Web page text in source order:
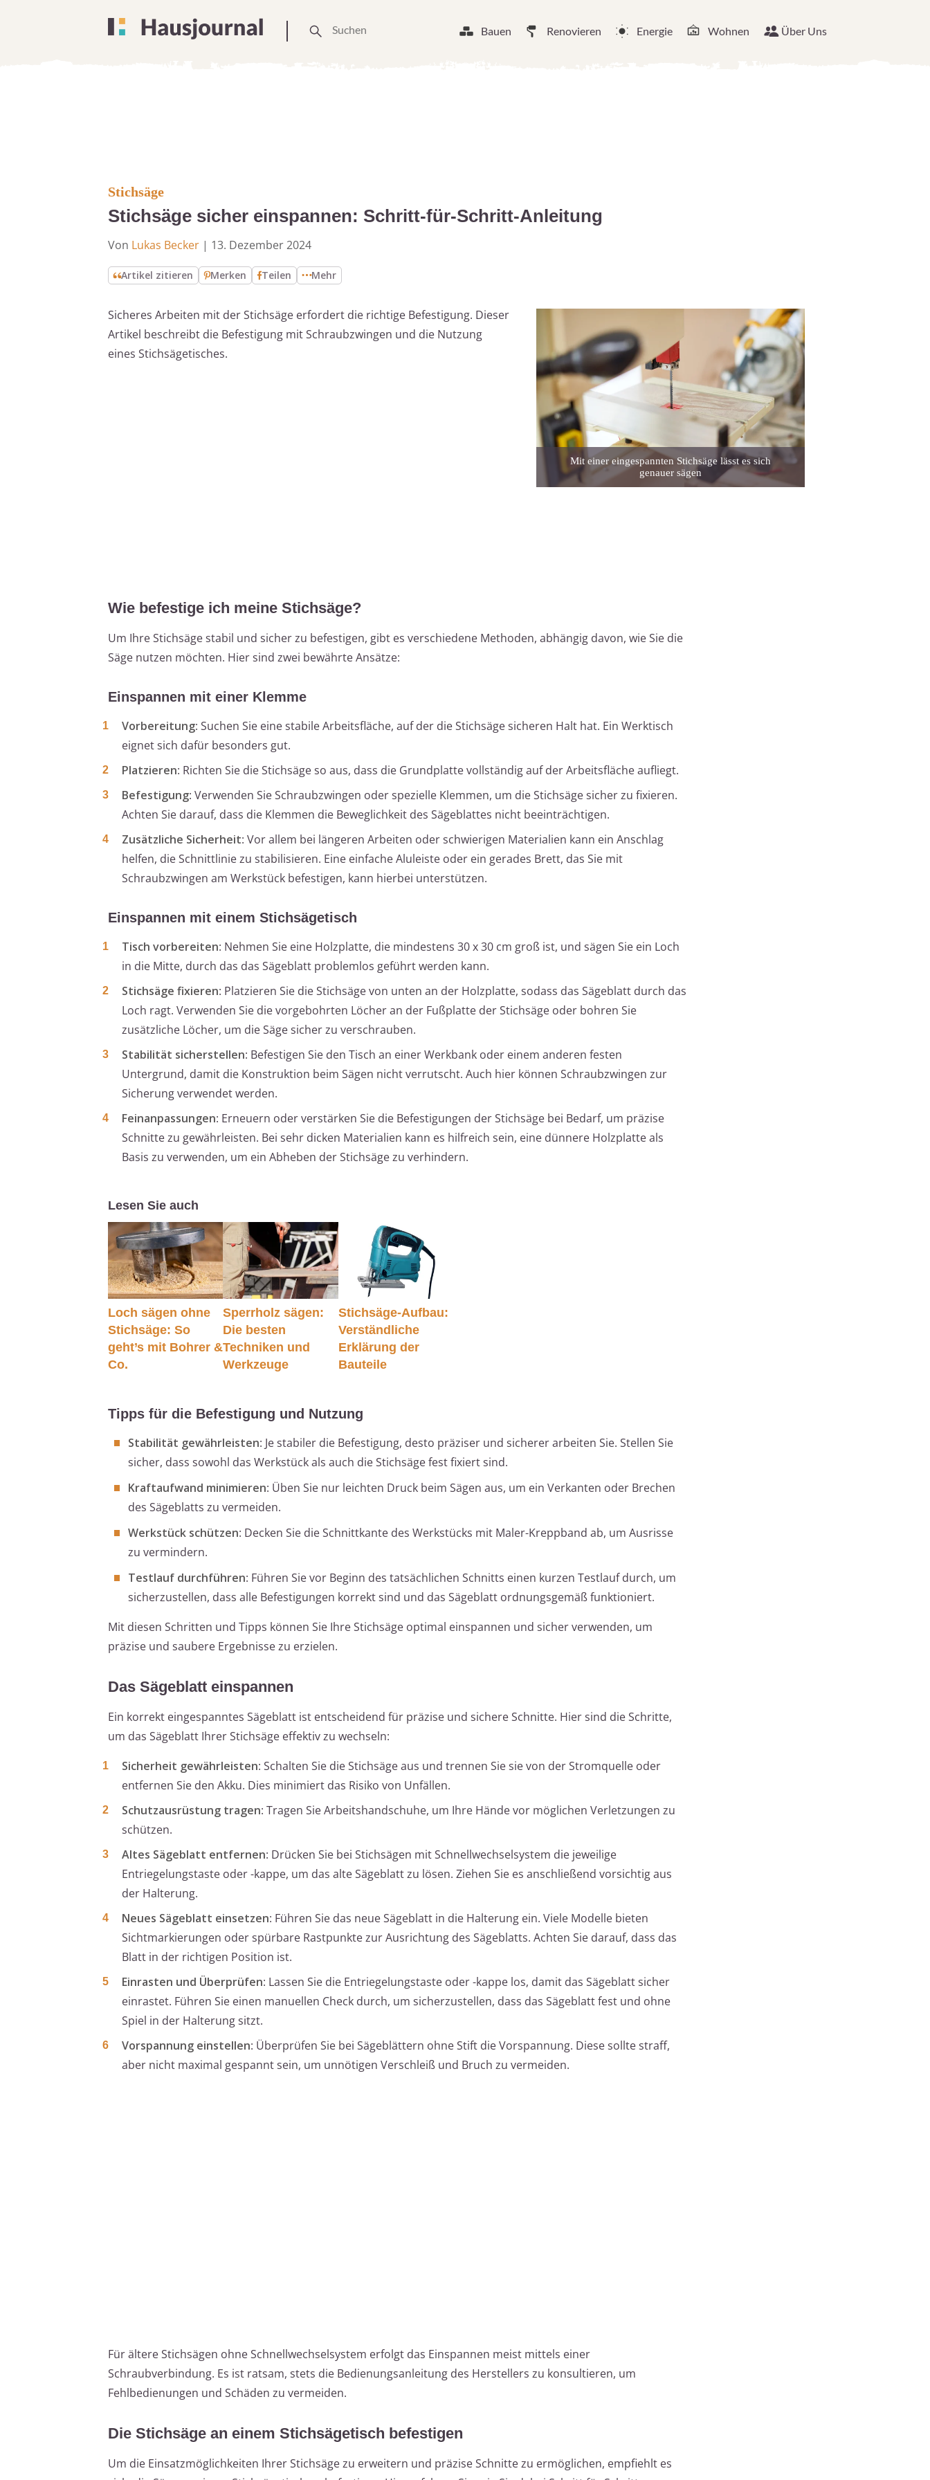
Bauen Renovieren Energie Wohnen Über Uns
Stichsäge
Stichsäge sicher einspannen: Schritt-für-Schritt-Anleitung
Von Lukas Becker | 13. Dezember 2024
Artikel zitieren Merken Teilen Mehr
Sicheres Arbeiten mit der Stichsäge erfordert die richtige Befestigung. Dieser
Artikel beschreibt die Befestigung mit Schraubzwingen und die Nutzung
eines Stichsägetisches.
Mit einer eingespannten Stichsäge lässt es sich
genauer sägen
Wie befestige ich meine Stichsäge?
Um Ihre Stichsäge stabil und sicher zu befestigen, gibt es verschiedene Methoden, abhängig davon, wie Sie die
Säge nutzen möchten. Hier sind zwei bewährte Ansätze:
Einspannen mit einer Klemme
Vorbereitung: Suchen Sie eine stabile Arbeitsfläche, auf der die Stichsäge sicheren Halt hat. Ein Werktisch
eignet sich dafür besonders gut.
Platzieren: Richten Sie die Stichsäge so aus, dass die Grundplatte vollständig auf der Arbeitsfläche aufliegt.
Befestigung: Verwenden Sie Schraubzwingen oder spezielle Klemmen, um die Stichsäge sicher zu fixieren.
Achten Sie darauf, dass die Klemmen die Beweglichkeit des Sägeblattes nicht beeinträchtigen.
Zusätzliche Sicherheit: Vor allem bei längeren Arbeiten oder schwierigen Materialien kann ein Anschlag
helfen, die Schnittlinie zu stabilisieren. Eine einfache Aluleiste oder ein gerades Brett, das Sie mit
Schraubzwingen am Werkstück befestigen, kann hierbei unterstützen.
Einspannen mit einem Stichsägetisch
Tisch vorbereiten: Nehmen Sie eine Holzplatte, die mindestens 30 x 30 cm groß ist, und sägen Sie ein Loch
in die Mitte, durch das das Sägeblatt problemlos geführt werden kann.
Stichsäge fixieren: Platzieren Sie die Stichsäge von unten an der Holzplatte, sodass das Sägeblatt durch das
Loch ragt. Verwenden Sie die vorgebohrten Löcher an der Fußplatte der Stichsäge oder bohren Sie
zusätzliche Löcher, um die Säge sicher zu verschrauben.
Stabilität sicherstellen: Befestigen Sie den Tisch an einer Werkbank oder einem anderen festen
Untergrund, damit die Konstruktion beim Sägen nicht verrutscht. Auch hier können Schraubzwingen zur
Sicherung verwendet werden.
Feinanpassungen: Erneuern oder verstärken Sie die Befestigungen der Stichsäge bei Bedarf, um präzise
Schnitte zu gewährleisten. Bei sehr dicken Materialien kann es hilfreich sein, eine dünnere Holzplatte als
Basis zu verwenden, um ein Abheben der Stichsäge zu verhindern.
Lesen Sie auch
Loch sägen ohne
Stichsäge: So
geht’s mit Bohrer &
Co.
Sperrholz sägen:
Die besten
Techniken und
Werkzeuge
Stichsäge-Aufbau:
Verständliche
Erklärung der
Bauteile
Tipps für die Befestigung und Nutzung
Stabilität gewährleisten: Je stabiler die Befestigung, desto präziser und sicherer arbeiten Sie. Stellen Sie
sicher, dass sowohl das Werkstück als auch die Stichsäge fest fixiert sind.
Kraftaufwand minimieren: Üben Sie nur leichten Druck beim Sägen aus, um ein Verkanten oder Brechen
des Sägeblatts zu vermeiden.
Werkstück schützen: Decken Sie die Schnittkante des Werkstücks mit Maler-Kreppband ab, um Ausrisse
zu vermindern.
Testlauf durchführen: Führen Sie vor Beginn des tatsächlichen Schnitts einen kurzen Testlauf durch, um
sicherzustellen, dass alle Befestigungen korrekt sind und das Sägeblatt ordnungsgemäß funktioniert.
Mit diesen Schritten und Tipps können Sie Ihre Stichsäge optimal einspannen und sicher verwenden, um
präzise und saubere Ergebnisse zu erzielen.
Das Sägeblatt einspannen
Ein korrekt eingespanntes Sägeblatt ist entscheidend für präzise und sichere Schnitte. Hier sind die Schritte,
um das Sägeblatt Ihrer Stichsäge effektiv zu wechseln:
Sicherheit gewährleisten: Schalten Sie die Stichsäge aus und trennen Sie sie von der Stromquelle oder
entfernen Sie den Akku. Dies minimiert das Risiko von Unfällen.
Schutzausrüstung tragen: Tragen Sie Arbeitshandschuhe, um Ihre Hände vor möglichen Verletzungen zu
schützen.
Altes Sägeblatt entfernen: Drücken Sie bei Stichsägen mit Schnellwechselsystem die jeweilige
Entriegelungstaste oder -kappe, um das alte Sägeblatt zu lösen. Ziehen Sie es anschließend vorsichtig aus
der Halterung.
Neues Sägeblatt einsetzen: Führen Sie das neue Sägeblatt in die Halterung ein. Viele Modelle bieten
Sichtmarkierungen oder spürbare Rastpunkte zur Ausrichtung des Sägeblatts. Achten Sie darauf, dass das
Blatt in der richtigen Position ist.
Einrasten und Überprüfen: Lassen Sie die Entriegelungstaste oder -kappe los, damit das Sägeblatt sicher
einrastet. Führen Sie einen manuellen Check durch, um sicherzustellen, dass das Sägeblatt fest und ohne
Spiel in der Halterung sitzt.
Vorspannung einstellen: Überprüfen Sie bei Sägeblättern ohne Stift die Vorspannung. Diese sollte straff,
aber nicht maximal gespannt sein, um unnötigen Verschleiß und Bruch zu vermeiden.
Für ältere Stichsägen ohne Schnellwechselsystem erfolgt das Einspannen meist mittels einer
Schraubverbindung. Es ist ratsam, stets die Bedienungsanleitung des Herstellers zu konsultieren, um
Fehlbedienungen und Schäden zu vermeiden.
Die Stichsäge an einem Stichsägetisch befestigen
Um die Einsatzmöglichkeiten Ihrer Stichsäge zu erweitern und präzise Schnitte zu ermöglichen, empfiehlt es